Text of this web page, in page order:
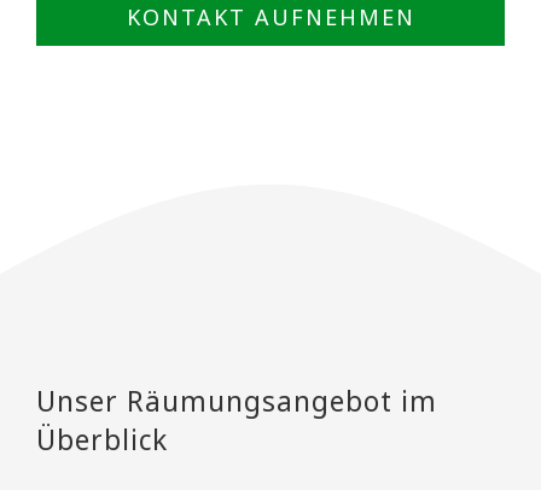
KONTAKT AUFNEHMEN
Unser Räumungsangebot im
Überblick